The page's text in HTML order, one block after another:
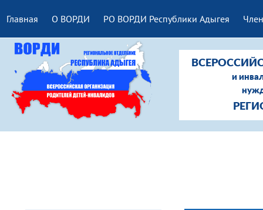
Главная О ВОРДИ РО ВОРДИ Республики Адыгея
и